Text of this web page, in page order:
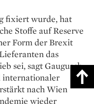
fixiert wurde, hat
Stoffe auf Reserve
Form der Brexit
das
sei, sagt Gaugusch
internationaler
nach Wien
wieder